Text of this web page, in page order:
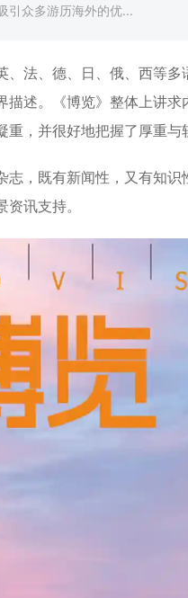
引众多游历海外的优...
法、德、日、俄、西等多
述。《博览》整体上讲
，并很好地把握了厚重与
志，既有新闻性，又有知
讯支持。